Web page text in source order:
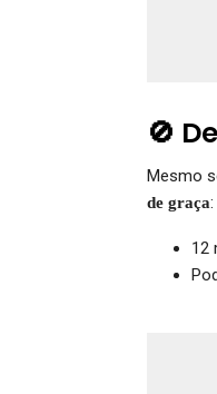
🚫
Mesmo
de graça:
12